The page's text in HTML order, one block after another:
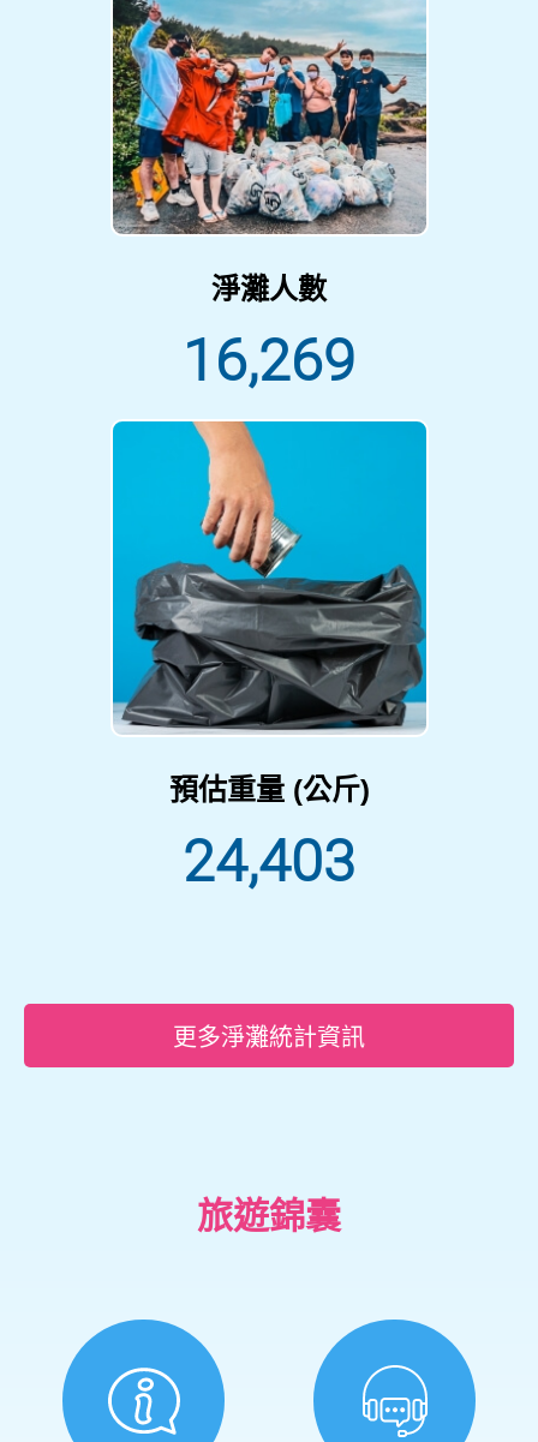
淨灘人數
16,269
預估重量 (公斤)
24,403
更多淨灘統計資訊
旅遊錦囊